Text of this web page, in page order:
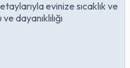
evinize sıcaklık ve
dayanıklılığı